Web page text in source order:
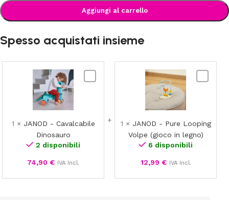
Aggiungi al carrello
Spesso acquistati insieme
1 × JANOD - Cavalcabile
Dinosauro
2 disponibili
74,90 € IVA Incl.
Volpe
(gioco
1 × JANOD - Pure Looping
Volpe (gioco in legno)
6 disponibili
12,99 € IVA Incl.